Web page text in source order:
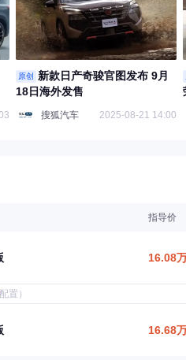
原创
新款日产奇骏官图发布 9月
18日海外发售
搜狐汽车 2025-08-21 14:00
指导价
16.08
配置）
16.68